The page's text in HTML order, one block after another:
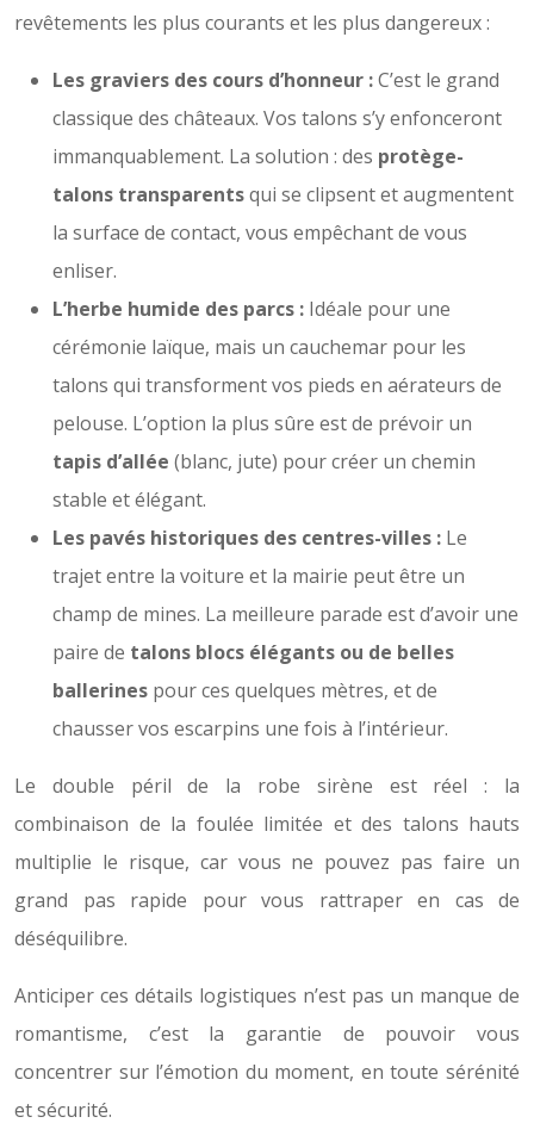
revêtements les plus courants et les plus dangereux :
Les graviers des cours d’honneur :C’est le grand
classique des châteaux. Vos talons s’y enfonceront
immanquablement. La solution : des protège-
talons transparentsqui se clipsent et augmentent
la surface de contact, vous empêchant de vous
enliser.
L’herbe humide des parcs : Idéale pour une
cérémonie laïque, mais un cauchemar pour les
talons qui transforment vos pieds en aérateurs de
pelouse. L’option la plus sûre est de prévoir un
tapis d’allée (blanc, jute) pour créer un chemin
stable et élégant.
Les pavés historiques des centres-villes : Le
trajet entre la voiture et la mairie peut être un
champ de mines. La meilleure parade est d’avoir une
paire de talons blocs élégants ou de belles
ballerines pour ces quelques mètres, et de
chausser vos escarpins une fois à l’intérieur.
Le double péril de la robe sirène est réel : la
combinaison de la foulée limitée et des talons hauts
multiplie le risque, car vous ne pouvez pas faire un
grand pas rapide pour vous rattraper en cas de
déséquilibre.
Anticiper ces détails logistiques n’est pas un manque de
romantisme, c’est la garantie de pouvoir vous
concentrer sur l’émotion du moment, en toute sérénité
et sécurité.